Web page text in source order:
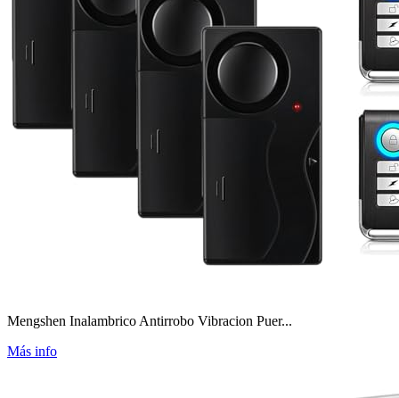
Mengshen Inalambrico Antirrobo Vibracion Puer...
Más info